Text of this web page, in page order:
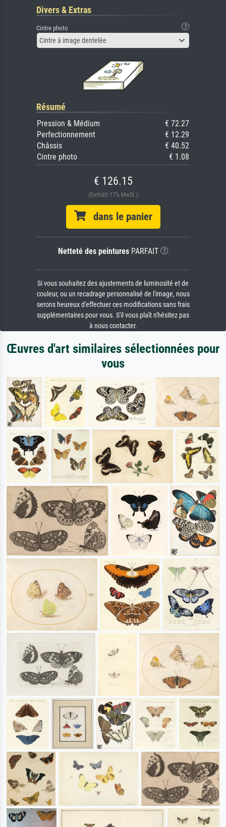
Divers & Extras
Cintre photo
Cintre à image dentelée
Résumé
Pression & Médium
€ 72.27
Perfectionnement
€ 12.29
Châssis
€ 40.52
Cintre photo
€ 1.08
€ 126.15
(Enthält 17% MwSt.)
dans le panier
Netteté des peinturesPARFAIT
Si vous souhaitez des ajustements de luminosité et de
couleur, ou un recadrage personnalisé de l'image, nous
serons heureux d'effectuer ces modifications sans frais
supplémentaires pour vous. S'il vous plaît n'hésitez pas
à nous contacter.
Œuvres d'art similaires sélectionnées pour
vous